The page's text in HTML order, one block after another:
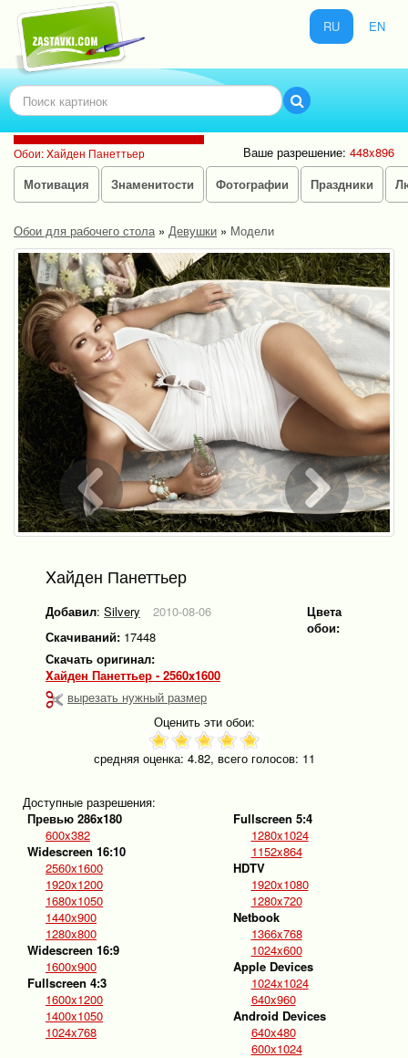
RU EN
Обои: Xайден Панеттьер Ваше разрешение: 448x896
Мотивация
Знаменитости Фотографии Праздники
Обои для рабочего стола» Девушки » Модели
Xайден Панеттьер
Добавил: Silvery
2010-08-06
Скачиваний: 17448
Скачать оригинал:
Xайден Панеттьер - 2560x1600
вырезать нужный размер
Цвета
обои:
Оценить эти обои:
средняя оценка: 4.82, всего голосов: 11
Доступные разрешения:
Превью 286x180
600x382
Widescreen 16:10
2560x1600
1920x1200
1680x1050
1440x900
1280x800
Widescreen 16:9
1600x900
Fullscreen 4:3
1600x1200
1400x1050
1024x768
Fullscreen 5:4
1280x1024
1152x864
HDTV
1920x1080
1280x720
Netbook
1366x768
1024x600
Apple Devices
1024x1024
640x960
Android Devices
640x480
600x1024